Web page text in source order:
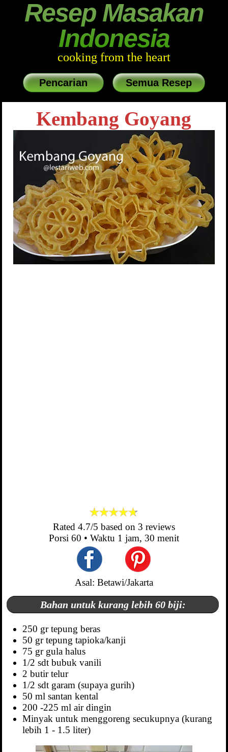
Resep Masakan
Indonesia
cooking from the heart
Pencarian Semua Resep
Kembang Goyang
Rated 4.7/5 based on 3 reviews
Porsi 60 • Waktu 1 jam, 30 menit
Asal: Betawi/Jakarta
Bahan untuk kurang lebih 60 biji:
250 gr tepung beras
50 gr tepung tapioka/kanji
75 gr gula halus
1/2 sdt bubuk vanili
2 butir telur
1/2 sdt garam (supaya gurih)
50 ml santan kental
200 -225 ml air dingin
Minyak untuk menggoreng secukupnya (kurang
lebih 1 - 1.5 liter)